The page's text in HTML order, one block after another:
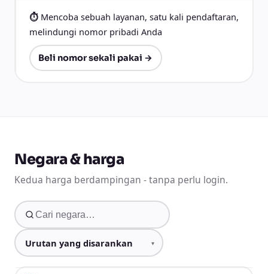
Mencoba sebuah layanan, satu kali pendaftaran,
melindungi nomor pribadi Anda
Beli nomor sekali pakai →
Negara & harga
Kedua harga berdampingan - tanpa perlu login.